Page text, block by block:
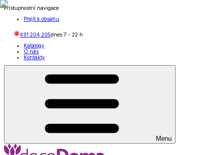
Přístupnostní navigace
Přejít k obsahu
491 204 205dnes 7 - 22 h
Katalogy
O nás
Kontakty
Menu